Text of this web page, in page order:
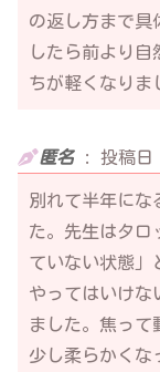
の返し方まで具
したら前より
ちが軽くなりま
匿名: 投稿日
別れて半年にな
た。先生はタロ
ていない状態」
やってはいけな
ました。焦って
少し柔らかくな